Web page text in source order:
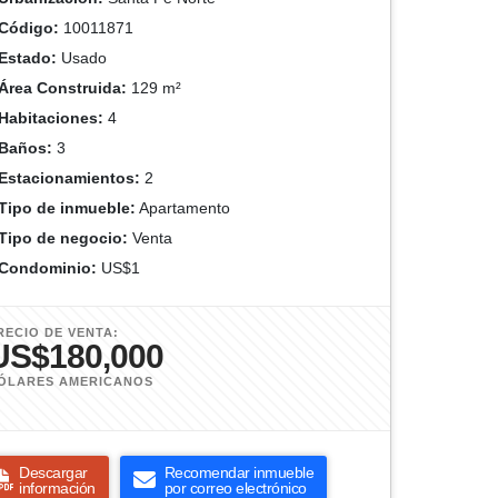
10011871
Usado
Construida: 129 m²
4
3
2
de inmueble: Apartamento
de negocio: Venta
US$1
DE VENTA:
AMERICANOS
Descargar
información
Recomendar inmueble
por correo electrónico